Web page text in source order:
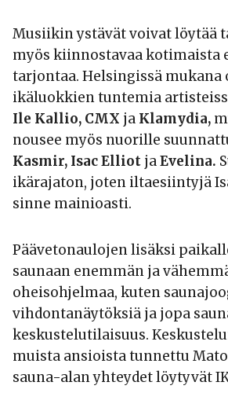
Musiikin ystävät voivat löytää
myös kiinnostavaa kotimaista
tarjontaa. Helsingissä mukana
ikäluokkien tuntemia
Ile Kallio, CMX ja Klamydia,
nousee myös nuorille
Kasmir, Isac Elliot jaEvelina.
ikärajaton, joten iltaesiintyjä
sinne mainioasti.
Päävetonaulojen lisäksi
saunaan enemmän ja
oheisohjelmaa, kuten
vihdontanäytöksiä ja jopa
keskustelutilaisuus.
muista ansioista tunnettu
sauna-alan yhteydet löytyvät